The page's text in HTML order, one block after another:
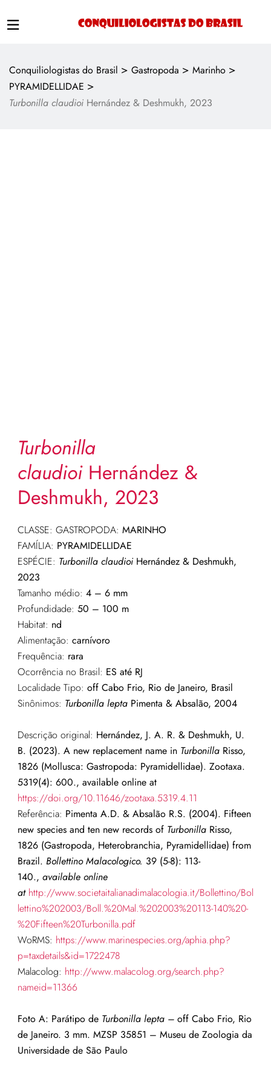
Conquiliologistas do Brasil > Gastropoda > Marinho >
PYRAMIDELLIDAE >
Turbonilla claudioi Hernández & Deshmukh, 2023
Turbonilla
claudioiHernández &
Deshmukh, 2023
CLASSE: GASTROPODA: MARINHO
FAMÍLIA: PYRAMIDELLIDAE
ESPÉCIE: Turbonilla claudioiHernández & Deshmukh,
2023
Tamanho médio: 4 – 6 mm
Profundidade: 50 – 100 m
Habitat: nd
Alimentação: carnívoro
Frequência: rara
Ocorrência no Brasil: ES até RJ
Localidade Tipo: off Cabo Frio, Rio de Janeiro, Brasil
Sinônimos: Turbonilla leptaPimenta & Absalão, 2004
Descrição original: Hernández, J. A. R. & Deshmukh, U.
B. (2023). A new replacement name in TurbonillaRisso,
1826 (Mollusca: Gastropoda: Pyramidellidae). Zootaxa.
5319(4): 600., available online at
https://doi.org/10.11646/zootaxa.5319.4.11
Referência: Pimenta A.D. & Absalão R.S. (2004). Fifteen
new species and ten new records of TurbonillaRisso,
1826 (Gastropoda, Heterobranchia, Pyramidellidae) from
Brazil. Bollettino Malacologico. 39 (5-8): 113-
140., available online
at http://www.societaitalianadimalacologia.it/Bollettino/Bol
lettino%202003/Boll.%20Mal.%202003%20113-140%20-
%20Fifteen%20Turbonilla.pdf
WoRMS: https://www.marinespecies.org/aphia.php?
p=taxdetails&id=1722478
Malacolog: http://www.malacolog.org/search.php?
nameid=11366
Foto A: Parátipo de Turbonilla lepta – off Cabo Frio, Rio
de Janeiro. 3 mm. MZSP 35851 – Museu de Zoologia da
Universidade de São Paulo